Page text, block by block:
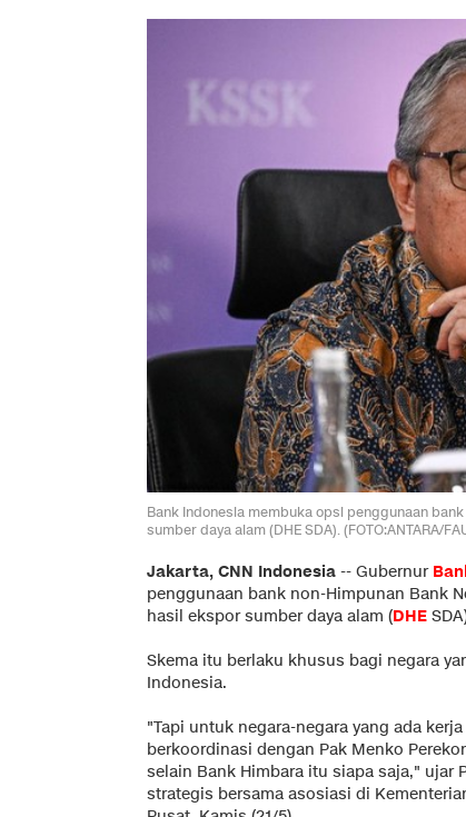
Bank Indonesia membuka opsi penggunaan
sumber daya alam (DHE SDA). (FOTO:ANTARA/
Jakarta, CNN Indonesia -- Gubernur
penggunaan bank non-Himpunan Bank
hasil ekspor sumber daya alam (DHE
Skema itu berlaku khusus bagi negara
Indonesia.
"Tapi untuk negara-negara yang ada
berkoordinasi dengan Pak Menko
selain Bank Himbara itu siapa saja," ujar
strategis bersama asosiasi di